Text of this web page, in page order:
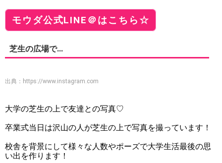
モウダ公式LINE＠はこちら☆
芝生の広場で...
出典： https://www.instagram.com
大学の芝生の上で友達との写真♡
卒業式当日は沢山の人が芝生の上で写真を撮っています！
校舎を背景にして様々な人数やポーズで大学生活最後の思
い出を作ります！